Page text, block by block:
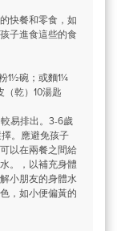
快餐和零食，如
子進食這些的食
1½碗；或麵1¼
乾）10湯匙
易排出。3-6歲
。應避免孩子
以在兩餐之間給
。，以補充身體
小朋友的身體水
，如小便偏黃的